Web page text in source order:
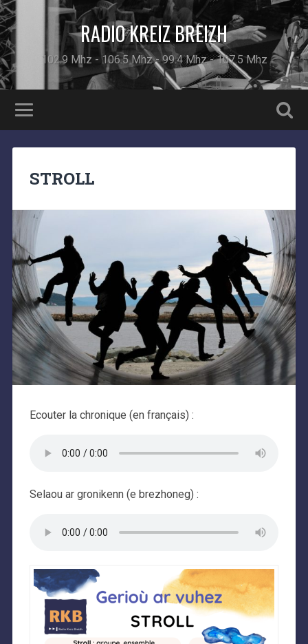
RADIO KREIZ BREIZH
102.9 Mhz - 106.5 Mhz - 99.4 Mhz - 107.5 Mhz
STROLL
Ecouter la chronique (en français) :
Selaou ar gronikenn (e brezhoneg) :